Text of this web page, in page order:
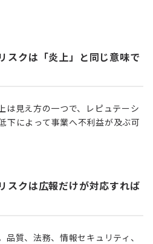
スクは「炎上」と同じ意味で
は見え方の一つで、レピュテーシ
下によって事業へ不利益が及ぶ可
スクは広報だけが対応すれば
質、法務、情報セキュリティ、